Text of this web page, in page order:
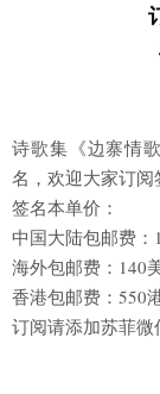
诗歌集《边寨情
名，欢迎大家订阅
签名本单价：
中国大陆包邮费：
海外包邮费：140
香港包邮费：550
订阅请添加苏菲微